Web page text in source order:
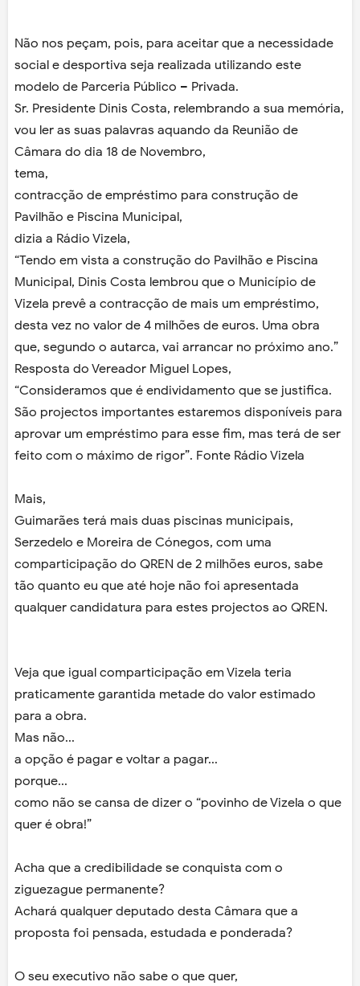
Não nos peçam, pois, para aceitar que a necessidade
social e desportiva seja realizada utilizando este
modelo de Parceria Público – Privada.
Sr. Presidente Dinis Costa, relembrando a sua memória,
vou ler as suas palavras aquando da Reunião de
Câmara do dia 18 de Novembro,
tema,
contracção de empréstimo para construção de
Pavilhão e Piscina Municipal,
dizia a Rádio Vizela,
“Tendo em vista a construção do Pavilhão e Piscina
Municipal, Dinis Costa lembrou que o Município de
Vizela prevê a contracção de mais um empréstimo,
desta vez no valor de 4 milhões de euros. Uma obra
que, segundo o autarca, vai arrancar no próximo ano.”
Resposta do Vereador Miguel Lopes,
“Consideramos que é endividamento que se justifica.
São projectos importantes estaremos disponíveis para
aprovar um empréstimo para esse fim, mas terá de ser
feito com o máximo de rigor”. Fonte Rádio Vizela
Mais,
Guimarães terá mais duas piscinas municipais,
Serzedelo e Moreira de Cónegos, com uma
comparticipação do QREN de 2 milhões euros, sabe
tão quanto eu que até hoje não foi apresentada
qualquer candidatura para estes projectos ao QREN.
Veja que igual comparticipação em Vizela teria
praticamente garantida metade do valor estimado
para a obra.
Mas não...
a opção é pagar e voltar a pagar...
porque...
como não se cansa de dizer o “povinho de Vizela o que
quer é obra!”
Acha que a credibilidade se conquista com o
ziguezague permanente?
Achará qualquer deputado desta Câmara que a
proposta foi pensada, estudada e ponderada?
O seu executivo não sabe o que quer,